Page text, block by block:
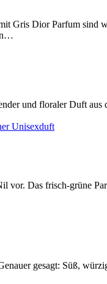
Gris Dior Parfum
und floraler Duft
vor. Das frisch-grüne
gesagt: Süß,